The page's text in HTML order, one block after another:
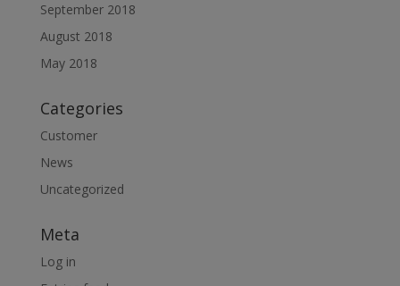
September 2018
August 2018
May 2018
Categories
Customer
News
Uncategorized
Meta
Log in